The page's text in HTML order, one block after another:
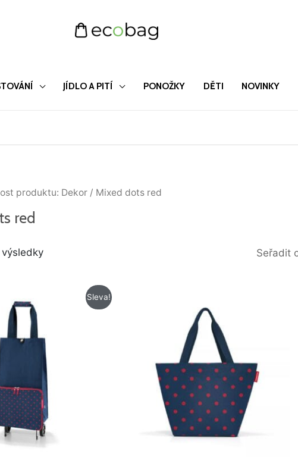
JÍDLO A PITÍ PONOŽKY DĚTI NOVINKY
produktu: Dekor / Mixed dots red
red
Seřazeno
Sleva!
Kč.
cena
je:
835 Kč.